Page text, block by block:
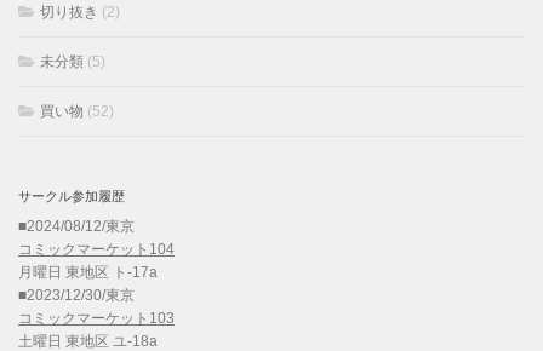
切り抜き (2)
未分類 (5)
買い物 (52)
サークル参加履歴
■2024/08/12/東京
コミックマーケット104
月曜日 東地区 ト-17a
■2023/12/30/東京
コミックマーケット103
土曜日 東地区 ユ-18a